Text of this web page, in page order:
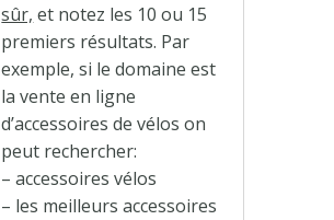
sûr, et notez les 10 ou 15
premiers résultats. Par
exemple, si le domaine est
la vente en ligne
d’accessoires de vélos on
peut rechercher:
– accessoires vélos
– les meilleurs accessoires